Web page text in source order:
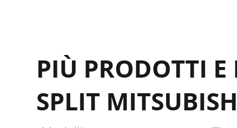
PIÙ PRODOTTI
SPLIT